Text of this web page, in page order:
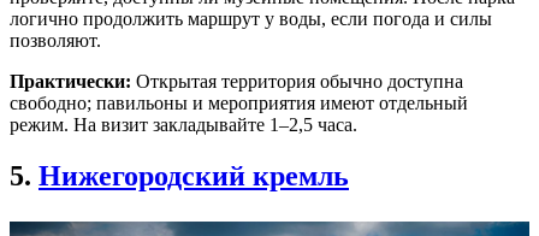
логично продолжить маршрут у воды, если погода и силы
позволяют.
Практически: Открытая территория обычно доступна
свободно; павильоны и мероприятия имеют отдельный
режим. На визит закладывайте 1–2,5 часа.
5. Нижегородский кремль